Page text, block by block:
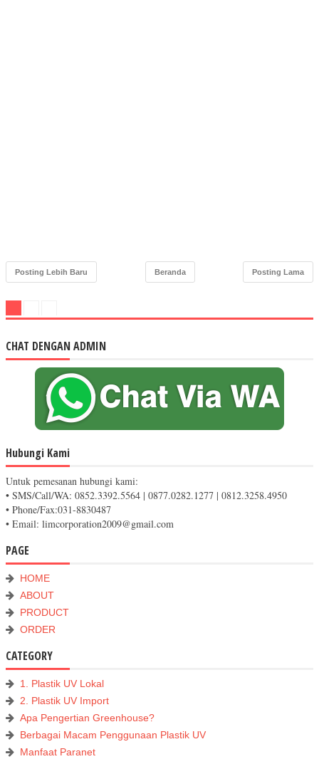
Posting Lebih Baru Posting Lama
Beranda
CHAT DENGAN ADMIN
Hubungi Kami
Untuk pemesanan hubungi kami:
• SMS/Call/WA: 0852.3392.5564 | 0877.0282.1277 | 0812.3258.4950
• Phone/Fax:031-8830487
• Email: limcorporation2009@gmail.com
PAGE
HOME
ABOUT
PRODUCT
ORDER
CATEGORY
1. Plastik UV Lokal
2. Plastik UV Import
Apa Pengertian Greenhouse?
Berbagai Macam Penggunaan Plastik UV
Manfaat Paranet